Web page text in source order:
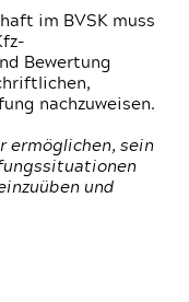
im BVSK muss
Bewertung
nachzuweisen.
ermöglichen, sein
und